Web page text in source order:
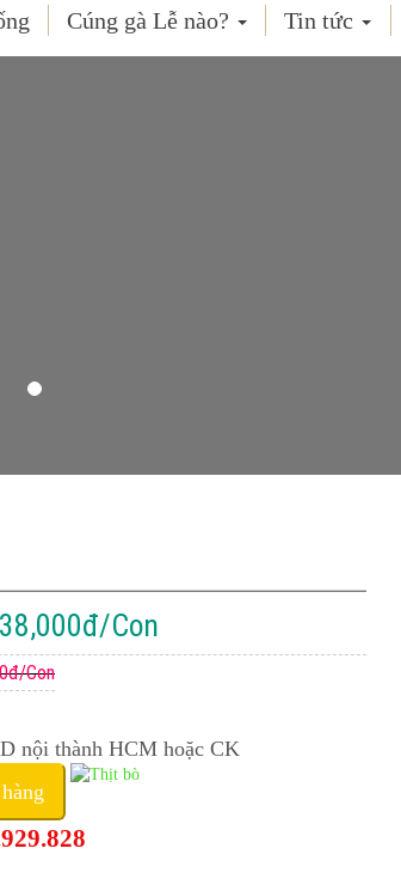
Cúng gà Lễ nào? Tin tức
Con
Con
nội thành HCM hoặc CK